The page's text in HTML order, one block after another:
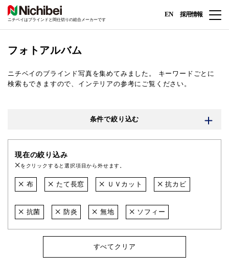
ニチベイはブラインドと間仕切りの総合メーカーです
EN 採用情報
フォトアルバム
ニチベイのブラインド写真を集めてみました。
キーワードごとに
検索もできますので、インテリアの参考にご覧ください。
条件で絞り込む
現在の絞り込み
をクリックすると選択項目から外せます。
布 たて長窓 ＵＶカット 抗カビ
抗菌 防炎 無地 ソフィー
すべてクリア